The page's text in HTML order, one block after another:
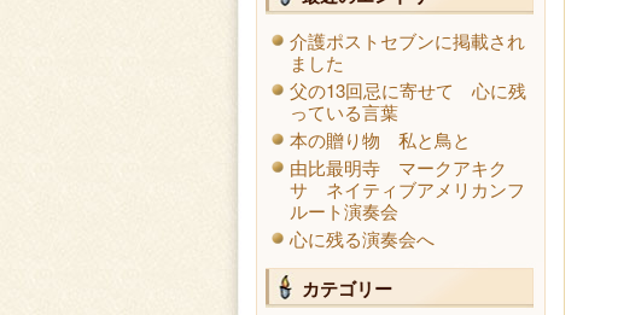
介護ポストセブンに掲載され
ました
父の13回忌に寄せて 心に残
っている言葉
本の贈り物 私と鳥と
由比最明寺 マークアキク
サ ネイティブアメリカンフ
ルート演奏会
心に残る演奏会へ
カテゴリー